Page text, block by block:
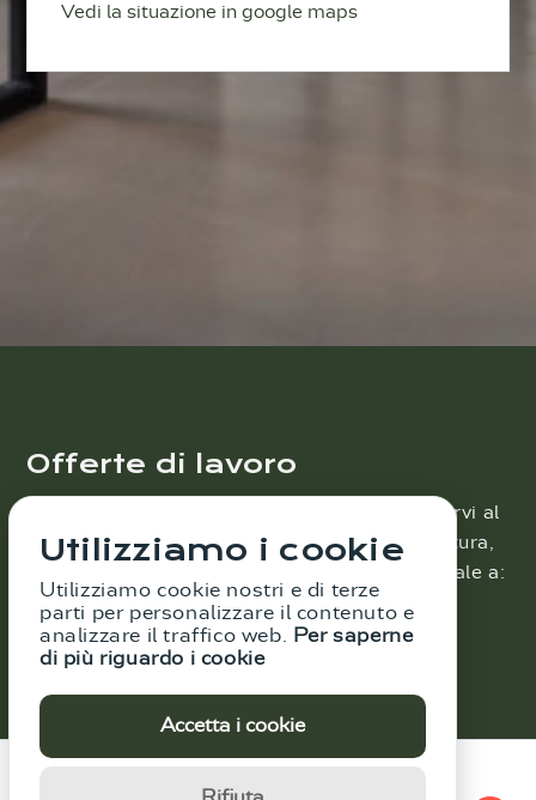
Vedi la situazione in google maps
Offerte di lavoro
Se condividete i nostri valori e desiderate unirvi al
nostro team, sottoponeteci la vostra candidatura,
inviando il vostro CV e una lettera motivazionale a:
info@laguardlegal.com
Utilizziamo i cookie
Utilizziamo cookie nostri e di terze
parti per personalizzare il contenuto e
analizzare il traffico web. Per saperne
di più riguardo i cookie
Accetta i cookie